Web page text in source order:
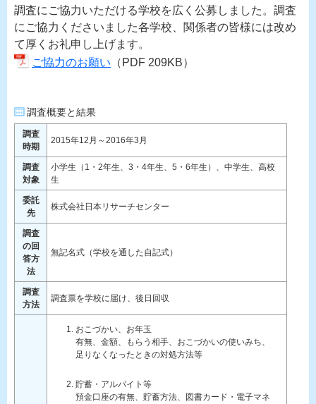
調査にご協力いただける学校を広く公募しました。調査
にご協力くださいました各学校、関係者の皆様には改め
て厚くお礼申し上げます。
ご協力のお願い （PDF 209KB）
調査概要と結果
調査
時期
2015年12月～2016年3月
調査
対象
小学生（1・2年生、3・4年生、5・6年生）、中学生、高校
生
委託
先
株式会社日本リサーチセンター
調査
の回
答方
法
無記名式（学校を通した自記式）
調査
方法
調査票を学校に届け、後日回収
おこづかい、お年玉
有無、金額、もらう相手、おこづかいの使いみち、
足りなくなったときの対処方法等
貯蓄・アルバイト等
預金口座の有無、貯蓄方法、図書カード・電子マネ